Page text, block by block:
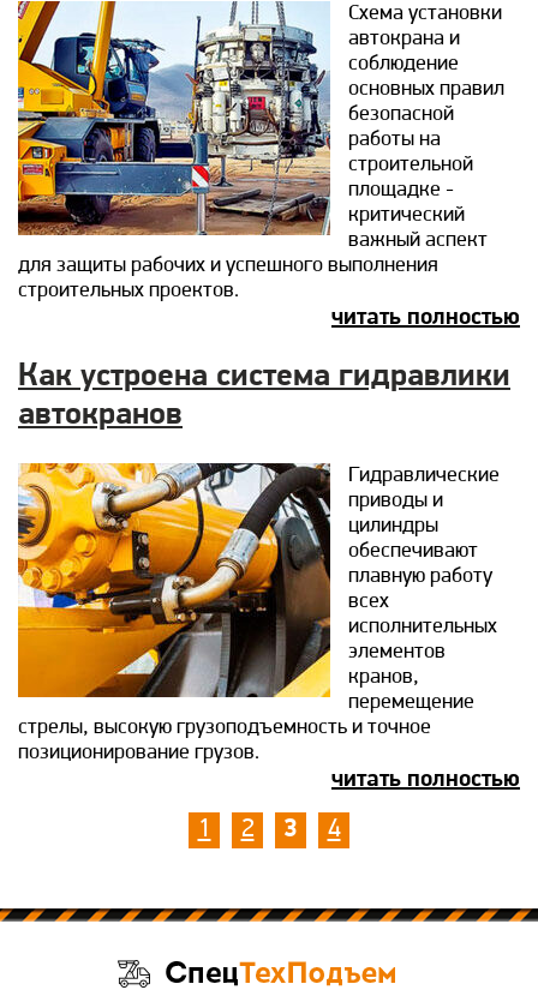
Схема установки
автокрана и
соблюдение
основных правил
безопасной
работы на
строительной
площадке -
критический
важный аспект
для защиты рабочих и успешного выполнения
строительных проектов.
читать полностью
Как устроена система гидравлики
автокранов
Гидравлические
приводы и
цилиндры
обеспечивают
плавную работу
всех
исполнительных
элементов
кранов,
перемещение
стрелы, высокую грузоподъемность и точное
позиционирование грузов.
читать полностью
1 2 3 4